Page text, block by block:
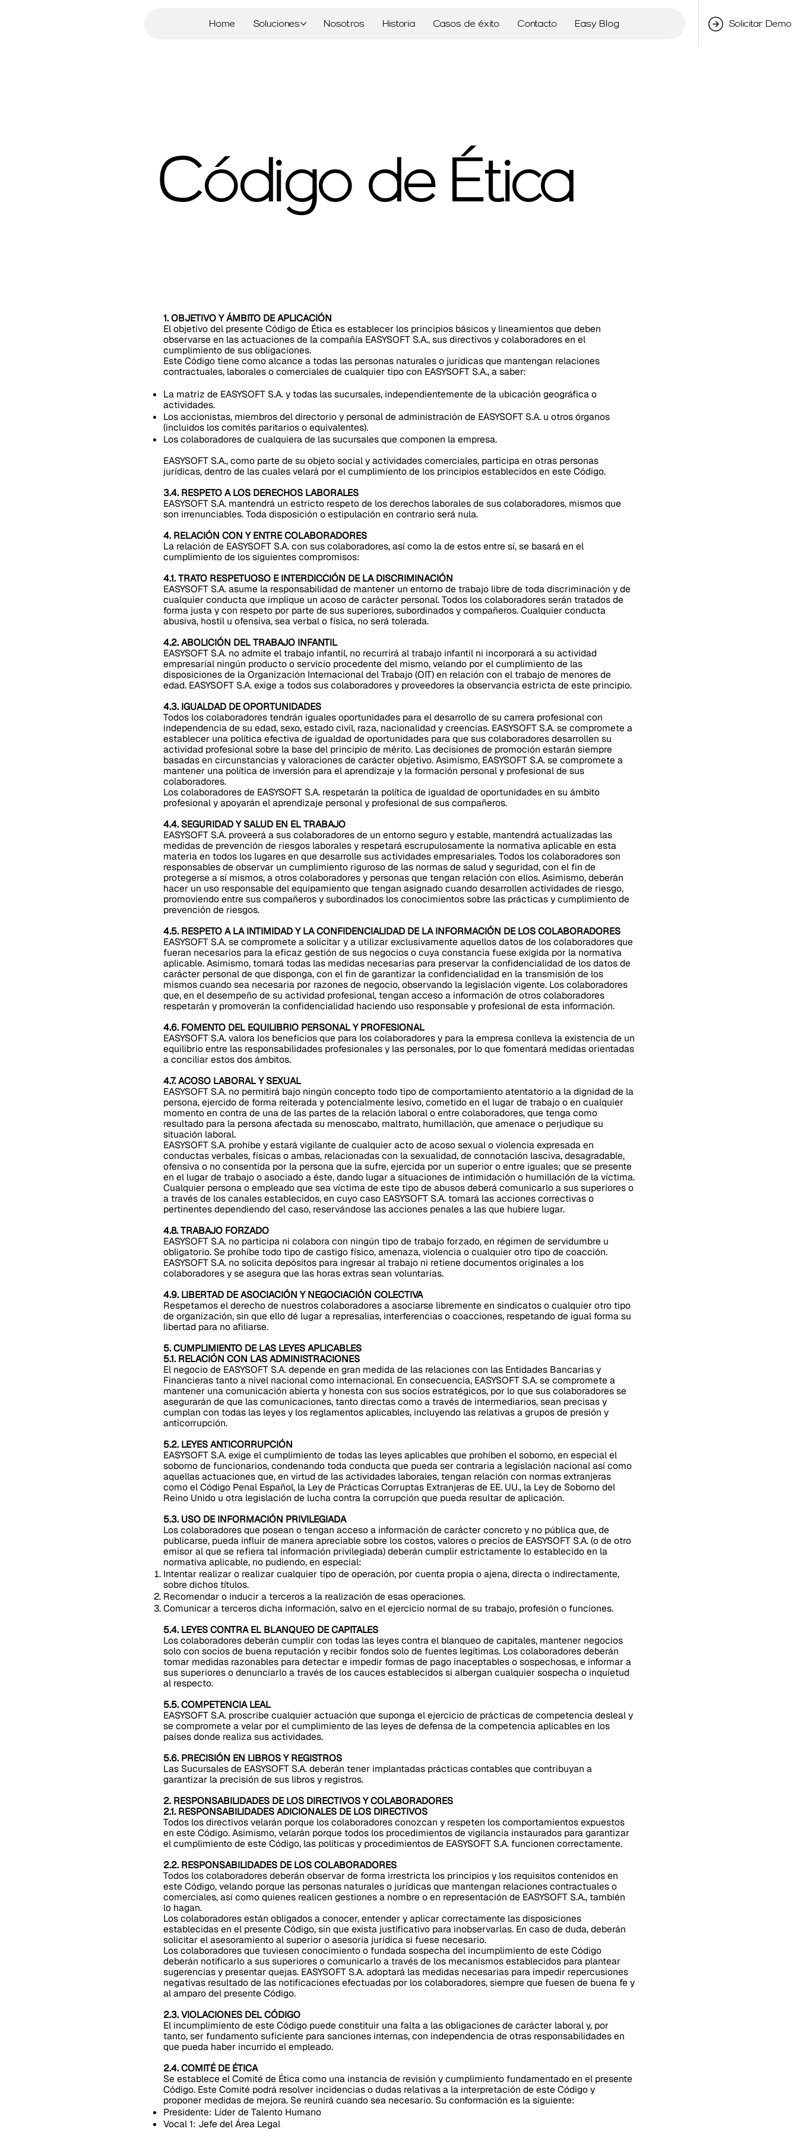
Home Soluciones Nosotros Historia Casos de éxito Contacto Easy Blog Solicitar Demo
Código de Ética​
1. OBJETIVO Y ÁMBITO DE APLICACIÓN
El objetivo del presente Código de Ética es establecer los principios básicos y lineamientos que deben
observarse en las actuaciones de la compañía EASYSOFT S.A., sus directivos y colaboradores en el
cumplimiento de sus obligaciones.
Este Código tiene como alcance a todas las personas naturales o jurídicas que mantengan relaciones
contractuales, laborales o comerciales de cualquier tipo con EASYSOFT S.A., a saber:
La matriz de EASYSOFT S.A. y todas las sucursales, independientemente de la ubicación geográfica o
actividades.
Los accionistas, miembros del directorio y personal de administración de EASYSOFT S.A. u otros órganos
(incluidos los comités paritarios o equivalentes).
Los colaboradores de cualquiera de las sucursales que componen la empresa.
EASYSOFT S.A., como parte de su objeto social y actividades comerciales, participa en otras personas
jurídicas, dentro de las cuales velará por el cumplimiento de los principios establecidos en este Código.
3.4. RESPETO A LOS DERECHOS LABORALES
EASYSOFT S.A. mantendrá un estricto respeto de los derechos laborales de sus colaboradores, mismos que
son irrenunciables. Toda disposición o estipulación en contrario será nula.
4. RELACIÓN CON Y ENTRE COLABORADORES
La relación de EASYSOFT S.A. con sus colaboradores, así como la de estos entre sí, se basará en el
cumplimiento de los siguientes compromisos:
4.1. TRATO RESPETUOSO E INTERDICCIÓN DE LA DISCRIMINACIÓN
EASYSOFT S.A. asume la responsabilidad de mantener un entorno de trabajo libre de toda discriminación y de
cualquier conducta que implique un acoso de carácter personal. Todos los colaboradores serán tratados de
forma justa y con respeto por parte de sus superiores, subordinados y compañeros. Cualquier conducta
abusiva, hostil u ofensiva, sea verbal o física, no será tolerada.
4.2. ABOLICIÓN DEL TRABAJO INFANTIL
EASYSOFT S.A. no admite el trabajo infantil, no recurrirá al trabajo infantil ni incorporará a su actividad
empresarial ningún producto o servicio procedente del mismo, velando por el cumplimiento de las
disposiciones de la Organización Internacional del Trabajo (OIT) en relación con el trabajo de menores de
edad. EASYSOFT S.A. exige a todos sus colaboradores y proveedores la observancia estricta de este principio.
4.3. IGUALDAD DE OPORTUNIDADES
Todos los colaboradores tendrán iguales oportunidades para el desarrollo de su carrera profesional con
independencia de su edad, sexo, estado civil, raza, nacionalidad y creencias. EASYSOFT S.A. se compromete a
establecer una política efectiva de igualdad de oportunidades para que sus colaboradores desarrollen su
actividad profesional sobre la base del principio de mérito. Las decisiones de promoción estarán siempre
basadas en circunstancias y valoraciones de carácter objetivo. Asimismo, EASYSOFT S.A. se compromete a
mantener una política de inversión para el aprendizaje y la formación personal y profesional de sus
colaboradores.
Los colaboradores de EASYSOFT S.A. respetarán la política de igualdad de oportunidades en su ámbito
profesional y apoyarán el aprendizaje personal y profesional de sus compañeros.
4.4. SEGURIDAD Y SALUD EN EL TRABAJO
EASYSOFT S.A. proveerá a sus colaboradores de un entorno seguro y estable, mantendrá actualizadas las
medidas de prevención de riesgos laborales y respetará escrupulosamente la normativa aplicable en esta
materia en todos los lugares en que desarrolle sus actividades empresariales. Todos los colaboradores son
responsables de observar un cumplimiento riguroso de las normas de salud y seguridad, con el fin de
protegerse a sí mismos, a otros colaboradores y personas que tengan relación con ellos. Asimismo, deberán
hacer un uso responsable del equipamiento que tengan asignado cuando desarrollen actividades de riesgo,
promoviendo entre sus compañeros y subordinados los conocimientos sobre las prácticas y cumplimiento de
prevención de riesgos.
4.5. RESPETO A LA INTIMIDAD Y LA CONFIDENCIALIDAD DE LA INFORMACIÓN DE LOS COLABORADORES
EASYSOFT S.A. se compromete a solicitar y a utilizar exclusivamente aquellos datos de los colaboradores que
fueran necesarios para la eficaz gestión de sus negocios o cuya constancia fuese exigida por la normativa
aplicable. Asimismo, tomará todas las medidas necesarias para preservar la confidencialidad de los datos de
carácter personal de que disponga, con el fin de garantizar la confidencialidad en la transmisión de los
mismos cuando sea necesaria por razones de negocio, observando la legislación vigente. Los colaboradores
que, en el desempeño de su actividad profesional, tengan acceso a información de otros colaboradores
respetarán y promoverán la confidencialidad haciendo uso responsable y profesional de esta información.
4.6. FOMENTO DEL EQUILIBRIO PERSONAL Y PROFESIONAL
EASYSOFT S.A. valora los beneficios que para los colaboradores y para la empresa conlleva la existencia de un
equilibrio entre las responsabilidades profesionales y las personales, por lo que fomentará medidas orientadas
a conciliar estos dos ámbitos.
4.7. ACOSO LABORAL Y SEXUAL
EASYSOFT S.A. no permitirá bajo ningún concepto todo tipo de comportamiento atentatorio a la dignidad de la
persona, ejercido de forma reiterada y potencialmente lesivo, cometido en el lugar de trabajo o en cualquier
momento en contra de una de las partes de la relación laboral o entre colaboradores, que tenga como
resultado para la persona afectada su menoscabo, maltrato, humillación, que amenace o perjudique su
situación laboral.
EASYSOFT S.A. prohíbe y estará vigilante de cualquier acto de acoso sexual o violencia expresada en
conductas verbales, físicas o ambas, relacionadas con la sexualidad, de connotación lasciva, desagradable,
ofensiva o no consentida por la persona que la sufre, ejercida por un superior o entre iguales; que se presente
en el lugar de trabajo o asociado a éste, dando lugar a situaciones de intimidación o humillación de la víctima.
Cualquier persona o empleado que sea víctima de este tipo de abusos deberá comunicarlo a sus superiores o
a través de los canales establecidos, en cuyo caso EASYSOFT S.A. tomará las acciones correctivas o
pertinentes dependiendo del caso, reservándose las acciones penales a las que hubiere lugar.
4.8. TRABAJO FORZADO
EASYSOFT S.A. no participa ni colabora con ningún tipo de trabajo forzado, en régimen de servidumbre u
obligatorio. Se prohíbe todo tipo de castigo físico, amenaza, violencia o cualquier otro tipo de coacción.
EASYSOFT S.A. no solicita depósitos para ingresar al trabajo ni retiene documentos originales a los
colaboradores y se asegura que las horas extras sean voluntarias.
4.9. LIBERTAD DE ASOCIACIÓN Y NEGOCIACIÓN COLECTIVA
Respetamos el derecho de nuestros colaboradores a asociarse libremente en sindicatos o cualquier otro tipo
de organización, sin que ello dé lugar a represalias, interferencias o coacciones, respetando de igual forma su
libertad para no afiliarse.
5. CUMPLIMIENTO DE LAS LEYES APLICABLES
5.1. RELACIÓN CON LAS ADMINISTRACIONES
El negocio de EASYSOFT S.A. depende en gran medida de las relaciones con las Entidades Bancarias y
Financieras tanto a nivel nacional como internacional. En consecuencia, EASYSOFT S.A. se compromete a
mantener una comunicación abierta y honesta con sus socios estratégicos, por lo que sus colaboradores se
asegurarán de que las comunicaciones, tanto directas como a través de intermediarios, sean precisas y
cumplan con todas las leyes y los reglamentos aplicables, incluyendo las relativas a grupos de presión y
anticorrupción.
5.2. LEYES ANTICORRUPCIÓN
EASYSOFT S.A. exige el cumplimiento de todas las leyes aplicables que prohíben el soborno, en especial el
soborno de funcionarios, condenando toda conducta que pueda ser contraria a legislación nacional así como
aquellas actuaciones que, en virtud de las actividades laborales, tengan relación con normas extranjeras
como el Código Penal Español, la Ley de Prácticas Corruptas Extranjeras de EE. UU., la Ley de Soborno del
Reino Unido u otra legislación de lucha contra la corrupción que pueda resultar de aplicación.
5.3. USO DE INFORMACIÓN PRIVILEGIADA
Los colaboradores que posean o tengan acceso a información de carácter concreto y no pública que, de
publicarse, pueda influir de manera apreciable sobre los costos, valores o precios de EASYSOFT S.A. (o de otro
emisor al que se refiera tal información privilegiada) deberán cumplir estrictamente lo establecido en la
normativa aplicable, no pudiendo, en especial:
Intentar realizar o realizar cualquier tipo de operación, por cuenta propia o ajena, directa o indirectamente,
sobre dichos títulos.
Recomendar o inducir a terceros a la realización de esas operaciones.
Comunicar a terceros dicha información, salvo en el ejercicio normal de su trabajo, profesión o funciones.
5.4. LEYES CONTRA EL BLANQUEO DE CAPITALES
Los colaboradores deberán cumplir con todas las leyes contra el blanqueo de capitales, mantener negocios
solo con socios de buena reputación y recibir fondos solo de fuentes legítimas. Los colaboradores deberán
tomar medidas razonables para detectar e impedir formas de pago inaceptables o sospechosas, e informar a
sus superiores o denunciarlo a través de los cauces establecidos si albergan cualquier sospecha o inquietud
al respecto.
5.5. COMPETENCIA LEAL
EASYSOFT S.A. proscribe cualquier actuación que suponga el ejercicio de prácticas de competencia desleal y
se compromete a velar por el cumplimiento de las leyes de defensa de la competencia aplicables en los
países donde realiza sus actividades.
5.6. PRECISIÓN EN LIBROS Y REGISTROS
Las Sucursales de EASYSOFT S.A. deberán tener implantadas prácticas contables que contribuyan a
garantizar la precisión de sus libros y registros.
2. RESPONSABILIDADES DE LOS DIRECTIVOS Y COLABORADORES
2.1. RESPONSABILIDADES ADICIONALES DE LOS DIRECTIVOS
Todos los directivos velarán porque los colaboradores conozcan y respeten los comportamientos expuestos
en este Código. Asimismo, velarán porque todos los procedimientos de vigilancia instaurados para garantizar
el cumplimiento de este Código, las políticas y procedimientos de EASYSOFT S.A. funcionen correctamente.
2.2. RESPONSABILIDADES DE LOS COLABORADORES
Todos los colaboradores deberán observar de forma irrestricta los principios y los requisitos contenidos en
este Código, velando porque las personas naturales o jurídicas que mantengan relaciones contractuales o
comerciales, así como quienes realicen gestiones a nombre o en representación de EASYSOFT S.A., también
lo hagan.
Los colaboradores están obligados a conocer, entender y aplicar correctamente las disposiciones
establecidas en el presente Código, sin que exista justificativo para inobservarlas. En caso de duda, deberán
solicitar el asesoramiento al superior o asesoría jurídica si fuese necesario.
Los colaboradores que tuviesen conocimiento o fundada sospecha del incumplimiento de este Código
deberán notificarlo a sus superiores o comunicarlo a través de los mecanismos establecidos para plantear
sugerencias y presentar quejas. EASYSOFT S.A. adoptará las medidas necesarias para impedir repercusiones
negativas resultado de las notificaciones efectuadas por los colaboradores, siempre que fuesen de buena fe y
al amparo del presente Código.
2.3. VIOLACIONES DEL CÓDIGO
El incumplimiento de este Código puede constituir una falta a las obligaciones de carácter laboral y, por
tanto, ser fundamento suficiente para sanciones internas, con independencia de otras responsabilidades en
que pueda haber incurrido el empleado.
2.4. COMITÉ DE ÉTICA
Se establece el Comité de Ética como una instancia de revisión y cumplimiento fundamentado en el presente
Código. Este Comité podrá resolver incidencias o dudas relativas a la interpretación de este Código y
proponer medidas de mejora. Se reunirá cuando sea necesario. Su conformación es la siguiente:
Presidente: Líder de Talento Humano
Vocal 1: Jefe del Área Legal